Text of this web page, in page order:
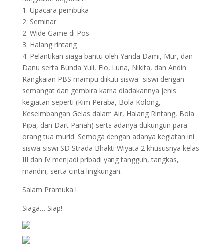
1. Upacara pembuka
2. Seminar
2. Wide Game di Pos
3. Halang rintang
4. Pelantikan siaga bantu oleh Yanda Dami, Mur, dan
Danu serta Bunda Yuli, Flo, Luna, Nikita, dan Andin
Rangkaian PBS mampu diikuti siswa -siswi dengan
semangat dan gembira karna diadakannya jenis
kegiatan seperti (Kim Peraba, Bola Kolong,
Keseimbangan Gelas dalam Air, Halang Rintang, Bola
Pipa, dan Dart Panah) serta adanya dukungun para
orang tua murid. Semoga dengan adanya kegiatan ini
siswa-siswi SD Strada Bhakti Wiyata 2 khususnya kelas
III dan IV menjadi pribadi yang tangguh, tangkas,
mandiri, serta cinta lingkungan.
Salam Pramuka !
Siaga… Siap!